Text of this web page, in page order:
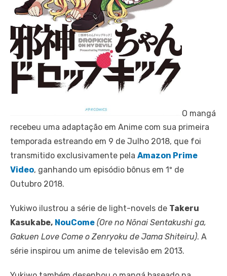
O mangá
recebeu uma adaptação em Anime com sua primeira
temporada estreando em 9 de Julho 2018, que foi
transmitido exclusivamente pela Amazon Prime
Video, ganhando um episódio bônus em 1º de
Outubro 2018.
Yukiwo ilustrou a série de light-novels de Takeru
Kasukabe, NouCome (Ore no Nōnai Sentakushi ga,
Gakuen Love Come o Zenryoku de Jama Shiteiru). A
série inspirou um anime de televisão em 2013.